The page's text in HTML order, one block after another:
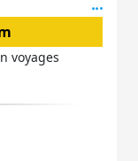
voyages